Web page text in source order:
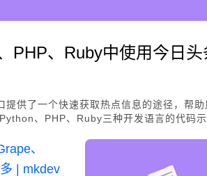
PHP、Ruby中使用今日
提供了一个快速获取热点信息的途径，帮
、PHP、Ruby三种开发语言的代码